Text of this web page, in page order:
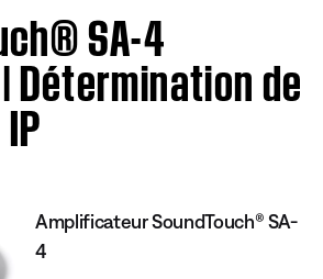
SA-4
Détermination de
Amplificateur SoundTouch® SA-
4